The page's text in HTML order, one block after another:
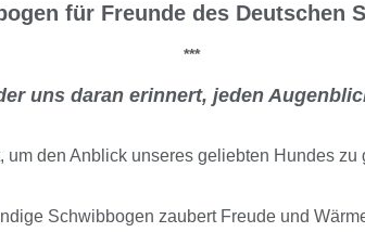
für Freunde des Deutschen
***
uns daran erinnert, jeden
um den Anblick unseres geliebten Hundes
Schwibbogen zaubert Freude und